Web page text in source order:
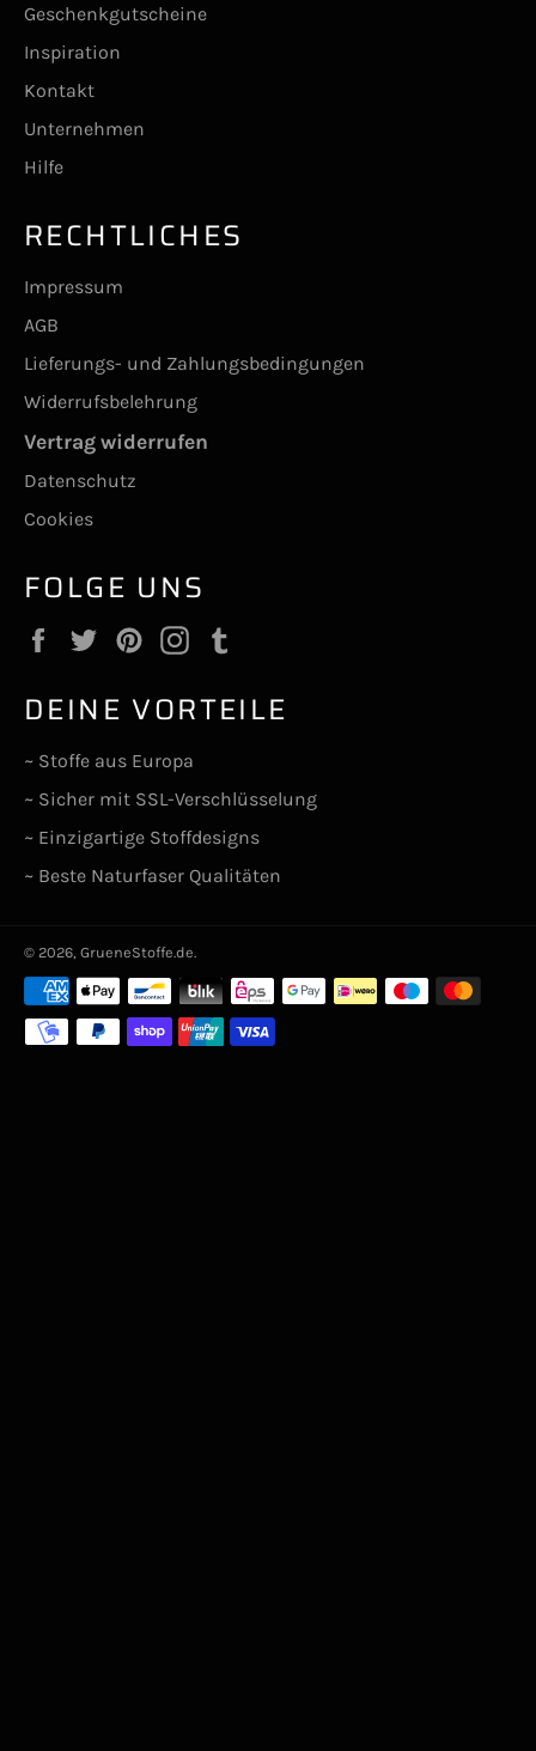
Geschenkgutscheine
Inspiration
Kontakt
Unternehmen
Hilfe
RECHTLICHES
Impressum
AGB
Lieferungs- und Zahlungsbedingungen
Widerrufsbelehrung
Vertrag widerrufen
Datenschutz
Cookies
FOLGE UNS
FacebookTwitterPinterestInstagram
DEINE VORTEILE
~ Stoffe aus Europa
~ Sicher mit SSL-Verschlüsselung
~ Einzigartige Stoffdesigns
~ Beste Naturfaser Qualitäten
© 2026, GrueneStoffe.de.
Zahlungsarten